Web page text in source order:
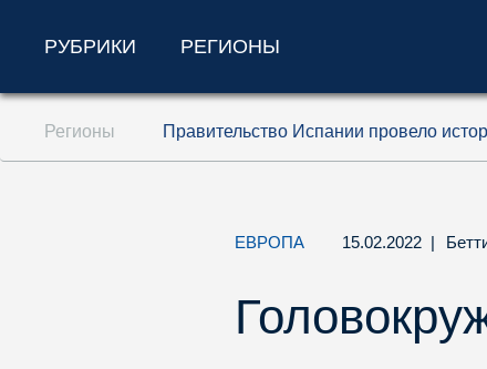
Перейти к содержанию (ключ доступа
Перейти к поиску (ключ доступа '2')
РУБРИКИ РЕГИОНЫ
Регионы Правительство Испании провело
ЕВРОПА 15.02.2022 |